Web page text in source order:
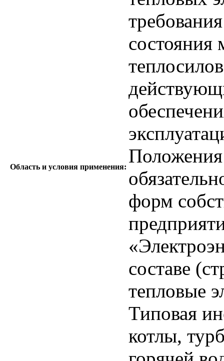
Область и условия применения:
состояния
форм
составе
тепловые
Типовая
котлы,